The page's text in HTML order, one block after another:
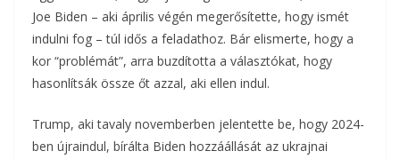
Joe Biden – aki április végén megerősítette, hogy ismét
indulni fog – túl idős a feladathoz. Bár elismerte, hogy a
kor “problémát”, arra buzdította a választókat, hogy
hasonlítsák össze őt azzal, aki ellen indul.
Trump, aki tavaly novemberben jelentette be, hogy 2024-
ben újraindul, bírálta Biden hozzáállását az ukrajnai